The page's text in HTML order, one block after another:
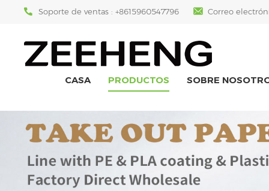
Soporte de ventas : +8615960547796 Correo
CASA PRODUCTOS SOBRE